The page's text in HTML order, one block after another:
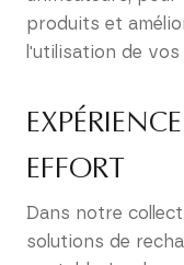
produits et
l'utilisation de
EFFORT
Dans notre
solutions de